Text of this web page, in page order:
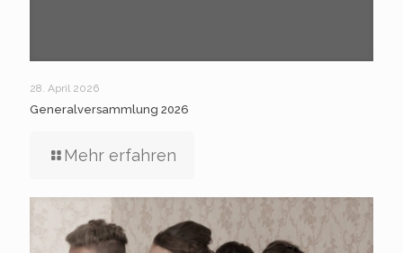
28. April 2026
Generalversammlung 2026
Mehr erfahren